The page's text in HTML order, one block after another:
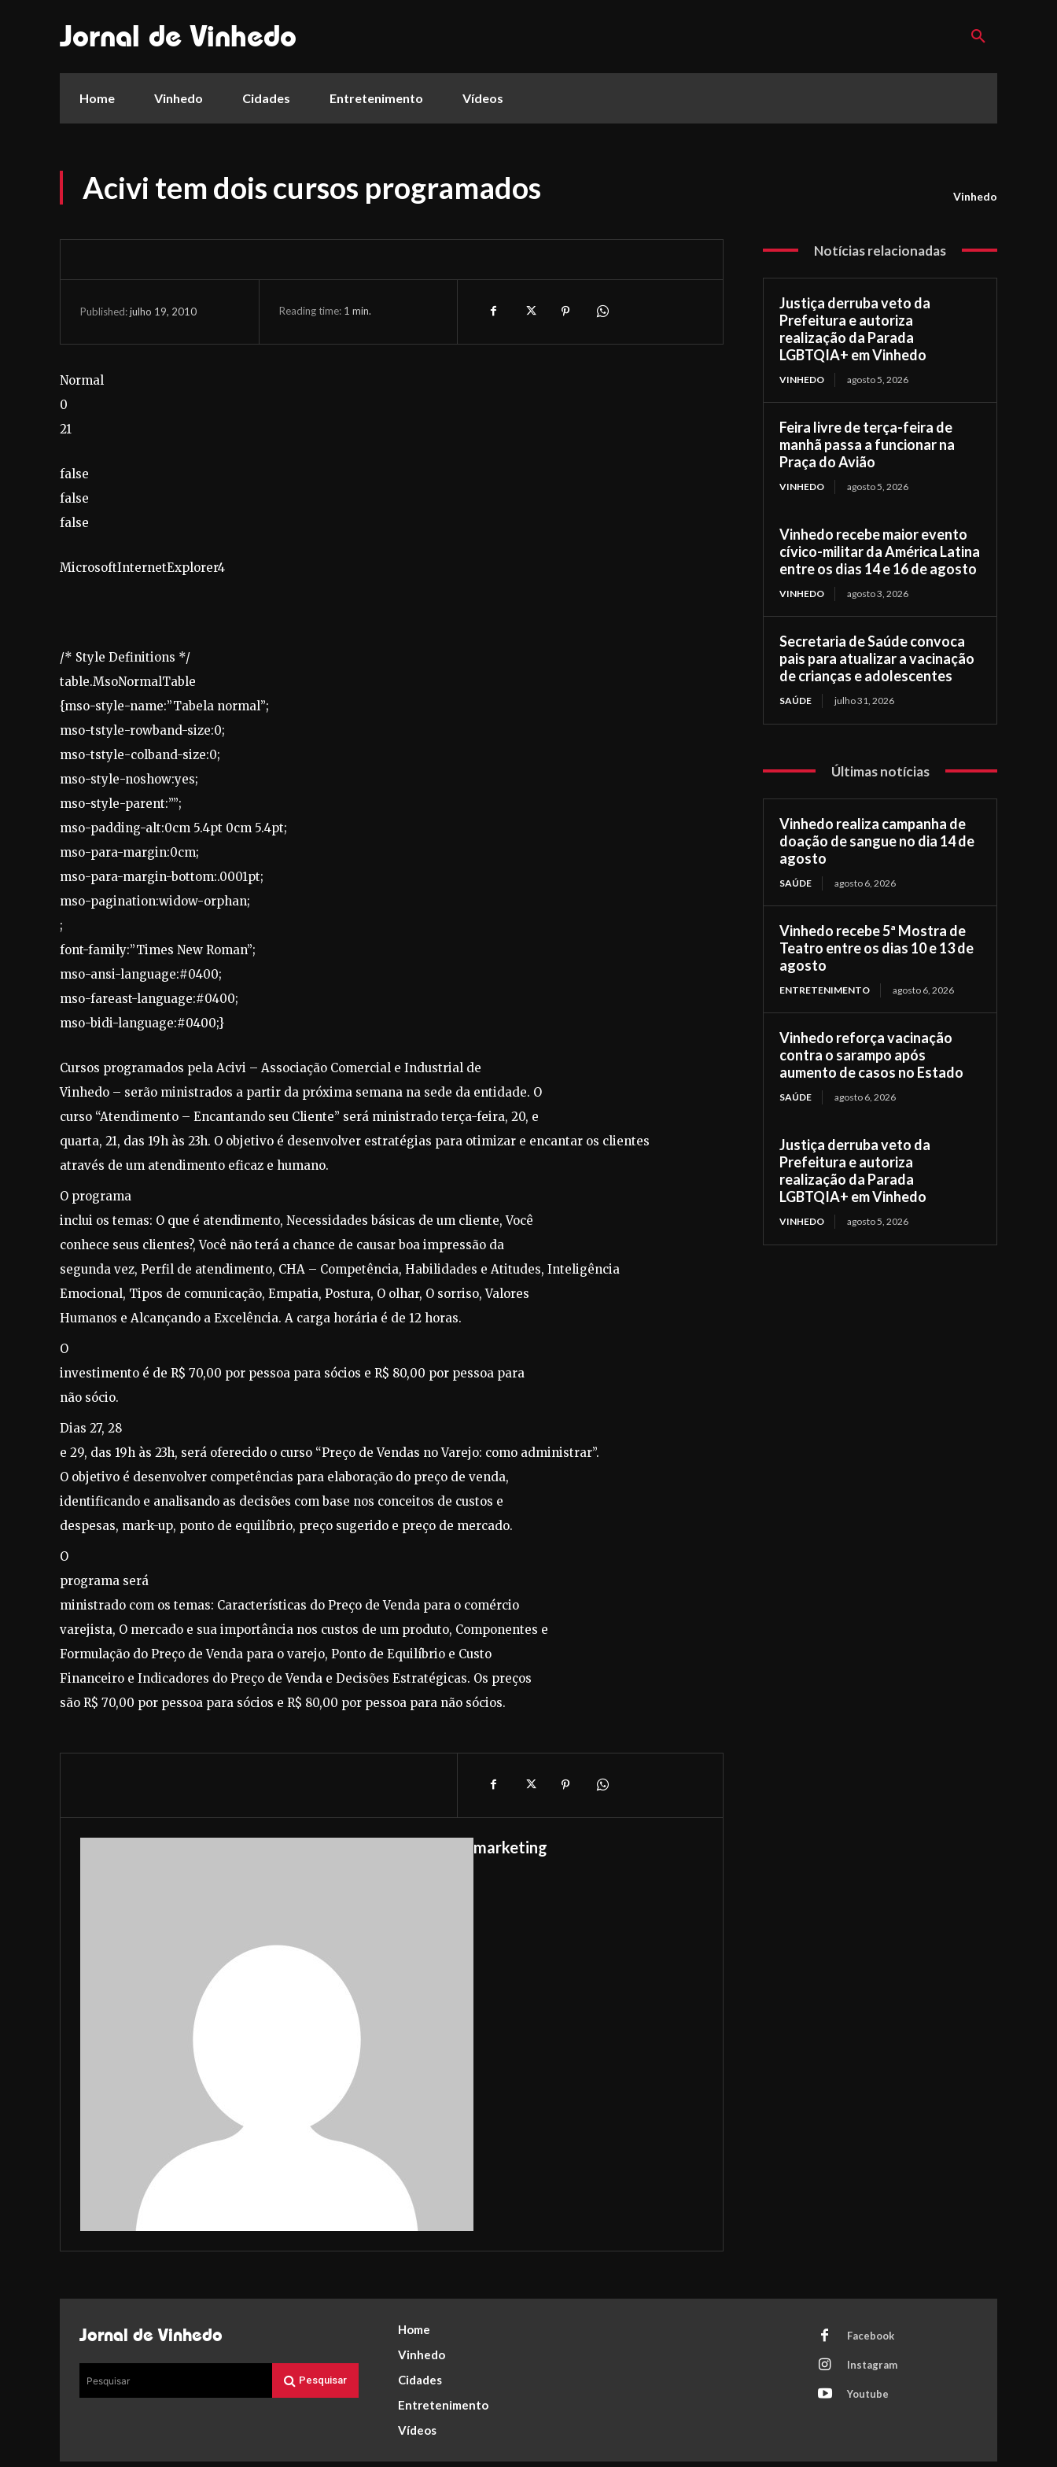
Jornal de Vinhedo
Home Vinhedo Cidades Entretenimento Vídeos
Acivi tem dois cursos programados Vinhedo
Published:julho 19, 2010 Reading time: 1 min.
Normal
0
21
false
false
false
MicrosoftInternetExplorer4
/* Style Definitions */
table.MsoNormalTable
{mso-style-name:”Tabela normal”;
mso-tstyle-rowband-size:0;
mso-tstyle-colband-size:0;
mso-style-noshow:yes;
mso-style-parent:””;
mso-padding-alt:0cm 5.4pt 0cm 5.4pt;
mso-para-margin:0cm;
mso-para-margin-bottom:.0001pt;
mso-pagination:widow-orphan;
;
font-family:”Times New Roman”;
mso-ansi-language:#0400;
mso-fareast-language:#0400;
mso-bidi-language:#0400;}
Cursos programados pela Acivi – Associação Comercial e Industrial de
Vinhedo – serão ministrados a partir da próxima semana na sede da entidade. O
curso “Atendimento – Encantando seu Cliente” será ministrado terça-feira, 20, e
quarta, 21, das 19h às 23h. O objetivo é desenvolver estratégias para otimizar e encantar os clientes
através de um atendimento eficaz e humano.
O programa
inclui os temas: O que é atendimento, Necessidades básicas de um cliente, Você
conhece seus clientes?, Você não terá a chance de causar boa impressão da
segunda vez, Perfil de atendimento, CHA – Competência, Habilidades e Atitudes, Inteligência
Emocional, Tipos de comunicação, Empatia, Postura, O olhar, O sorriso, Valores
Humanos e Alcançando a Excelência. A carga horária é de 12 horas.
O
investimento é de R$ 70,00 por pessoa para sócios e R$ 80,00 por pessoa para
não sócio.
Dias 27, 28
e 29, das 19h às 23h, será oferecido o curso “Preço de Vendas no Varejo: como administrar”.
O objetivo é desenvolver competências para elaboração do preço de venda,
identificando e analisando as decisões com base nos conceitos de custos e
despesas, mark-up, ponto de equilíbrio, preço sugerido e preço de mercado.
O
programa será
ministrado com os temas: Características do Preço de Venda para o comércio
varejista, O mercado e sua importância nos custos de um produto, Componentes e
Formulação do Preço de Venda para o varejo, Ponto de Equilíbrio e Custo
Financeiro e Indicadores do Preço de Venda e Decisões Estratégicas. Os preços
são R$ 70,00 por pessoa para sócios e R$ 80,00 por pessoa para não sócios.
marketing
Notícias relacionadas
Justiça derruba veto da
Prefeitura e autoriza
realização da Parada
LGBTQIA+ em Vinhedo
VINHEDO agosto 5, 2026
Feira livre de terça-feira de
manhã passa a funcionar na
Praça do Avião
VINHEDO agosto 5, 2026
Vinhedo recebe maior evento
cívico-militar da América Latina
entre os dias 14 e 16 de agosto
VINHEDO agosto 3, 2026
Secretaria de Saúde convoca
pais para atualizar a vacinação
de crianças e adolescentes
SAÚDE julho 31, 2026
Últimas notícias
Vinhedo realiza campanha de
doação de sangue no dia 14 de
agosto
SAÚDE agosto 6, 2026
Vinhedo recebe 5ª Mostra de
Teatro entre os dias 10 e 13 de
agosto
ENTRETENIMENTO agosto 6, 2026
Vinhedo reforça vacinação
contra o sarampo após
aumento de casos no Estado
SAÚDE agosto 6, 2026
Justiça derruba veto da
Prefeitura e autoriza
realização da Parada
LGBTQIA+ em Vinhedo
VINHEDO agosto 5, 2026
Jornal de Vinhedo
Pesquisar Pesquisar
Home
Vinhedo
Cidades
Entretenimento
Vídeos
Facebook
Instagram
Youtube